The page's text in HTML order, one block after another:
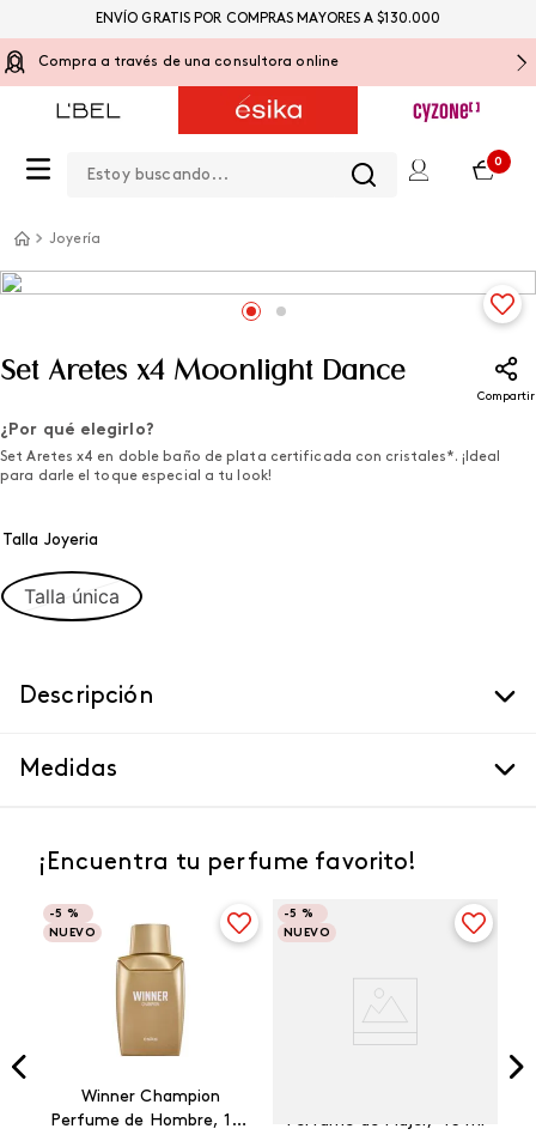
Compra a través de una consultora online
0
ENVÍO GRATIS POR COMPRAS MAYORES A $130.000
Joyería
Set Aretes x4 Moonlight Dance
Compartir
¿Por qué elegirlo?
Set Aretes x4 en doble baño de plata certificada con cristales*. ¡Ideal
para darle el toque especial a tu look!
Talla Joyeria
Talla única
Descripción
Medidas
¡Encuentra tu perfume favorito!
-5 %
NUEVO
Winner Champion
Perfume de Hombre, 100
-5 %
NUEVO
Perfume de Mujer, 45 ml